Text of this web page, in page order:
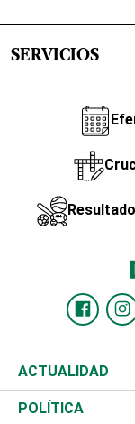
SERVICIOS
ACTUALIDAD
Nacional
POLÍTICA